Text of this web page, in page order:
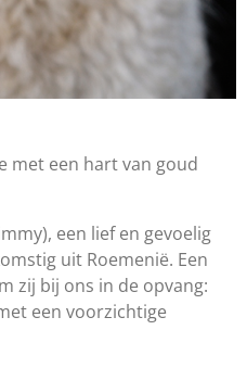
met een hart van goud
een lief en gevoelig
uit Roemenië. Een
zij bij ons in de opvang:
een voorzichtige